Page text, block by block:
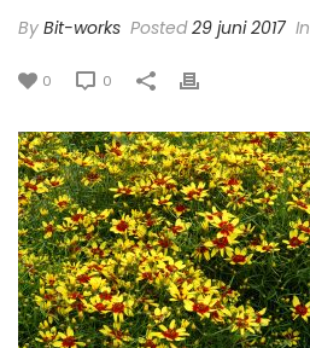
By Bit-works Posted29 juni 2017 In
0 0